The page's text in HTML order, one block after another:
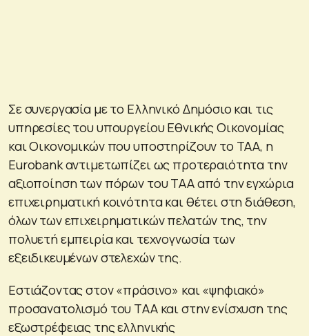
Σε συνεργασία με το Ελληνικό Δημόσιο και τις
υπηρεσίες του υπουργείου Εθνικής Οικονομίας
και Οικονομικών που υποστηρίζουν το ΤΑΑ, η
Eurobank αντιμετωπίζει ως προτεραιότητα την
αξιοποίηση των πόρων του ΤΑΑ από την εγχώρια
επιχειρηματική κοινότητα και θέτει στη διάθεση,
όλων των επιχειρηματικών πελατών της, την
πολυετή εμπειρία και τεχνογνωσία των
εξειδικευμένων στελεχών της.
Εστιάζοντας στον «πράσινο» και «ψηφιακό»
προσανατολισμό του ΤΑΑ και στην ενίσχυση της
εξωστρέφειας της ελληνικής